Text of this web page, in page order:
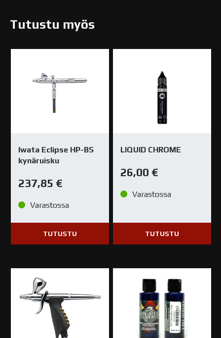
Tutustu myös
Iwata Eclipse HP-BS
kynäruisku
237,85 €
Varastossa
TUTUSTU
LIQUID CHROME
26,00 €
Varastossa
TUTUSTU